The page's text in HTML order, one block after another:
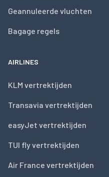
Geannuleerde vluchten
Bagage regels
AIRLINES
KLM vertrektijden
Transavia vertrektijden
easyJet vertrektijden
TUI fly vertrektijden
Air France vertrektijden